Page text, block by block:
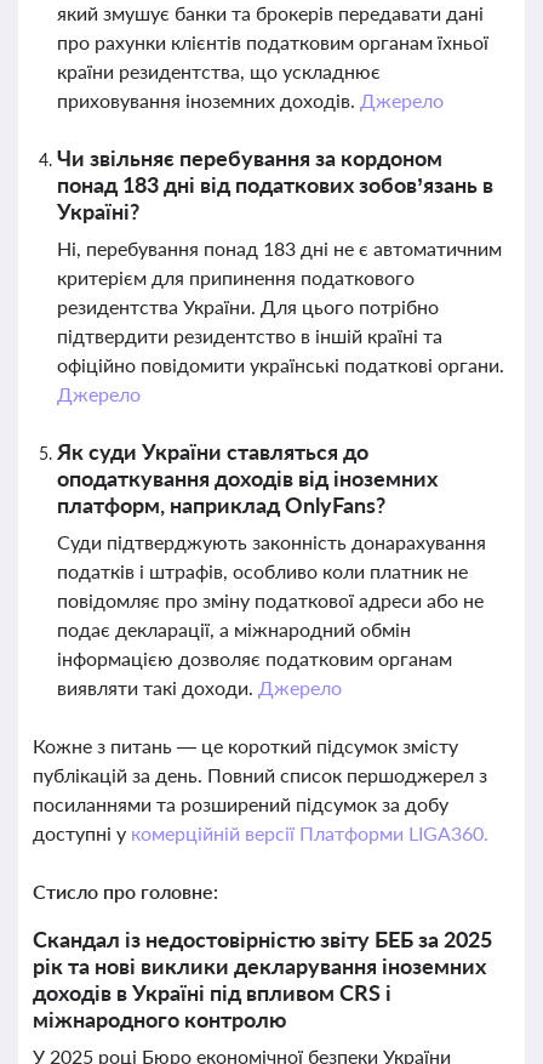
який змушує банки та брокерів передавати дані
про рахунки клієнтів податковим органам їхньої
країни резидентства, що ускладнює
приховування іноземних доходів. Джерело
Чи звільняє перебування за кордоном
понад 183 дні від податкових зобов’язань в
Україні?
Ні, перебування понад 183 дні не є автоматичним
критерієм для припинення податкового
резидентства України. Для цього потрібно
підтвердити резидентство в іншій країні та
офіційно повідомити українські податкові органи.
Джерело
Як суди України ставляться до
оподаткування доходів від іноземних
платформ, наприклад OnlyFans?
Суди підтверджують законність донарахування
податків і штрафів, особливо коли платник не
повідомляє про зміну податкової адреси або не
подає декларації, а міжнародний обмін
інформацією дозволяє податковим органам
виявляти такі доходи. Джерело
Кожне з питань — це короткий підсумок змісту
публікацій за день. Повний список першоджерел з
посиланнями та розширений підсумок за добу
доступні у комерційній версії Платформи LIGA360.
Стисло про головне:
Скандал із недостовірністю звіту БЕБ за 2025
рік та нові виклики декларування іноземних
доходів в Україні під впливом CRS і
міжнародного контролю
У 2025 році Бюро економічної безпеки України